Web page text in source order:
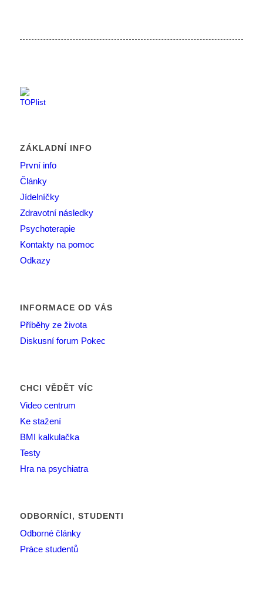
ZÁKLADNÍ INFO
První info
Články
Jídelníčky
Zdravotní následky
Psychoterapie
Kontakty na pomoc
Odkazy
INFORMACE OD VÁS
Příběhy ze života
Diskusní forum Pokec
CHCI VĚDĚT VÍC
Video centrum
Ke stažení
BMI kalkulačka
Testy
Hra na psychiatra
ODBORNÍCI, STUDENTI
Odborné články
Práce studentů